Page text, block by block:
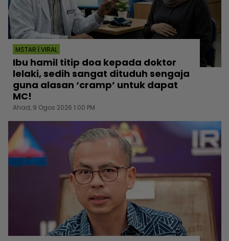
MSTAR | VIRAL
Ibu hamil titip doa kepada doktor
lelaki, sedih sangat dituduh sengaja
guna alasan ‘cramp’ untuk dapat
MC!
Ahad, 9 Ogos 2026 1:00 PM